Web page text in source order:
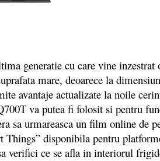
generatie cu care vine inzestrat
mare, deoarece la
avantaje actualizate la noile
va putea fi folosit si pentru
sa urmareasca un film online de
Things” disponibila pentru
verifici ce se afla in interiorul